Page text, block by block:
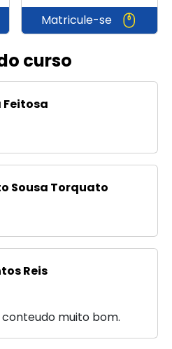
Matricule-se
curso
Feitosa
Sousa Torquato
Reis
muito bom.